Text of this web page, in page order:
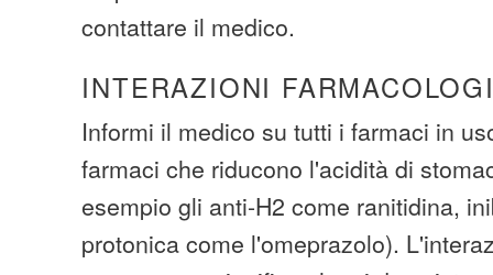
contattare il medico.
INTERAZIONI
Informi il medico su tutti i farmaci in
farmaci che riducono l'acidità di
esempio gli anti-H2 come ranitidina,
protonica come l'omeprazolo).